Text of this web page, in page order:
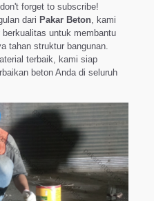
forget to subscribe!
dari Pakar Beton, kami
berkualitas untuk membantu
tahan struktur bangunan.
terbaik, kami siap
beton Anda di seluruh